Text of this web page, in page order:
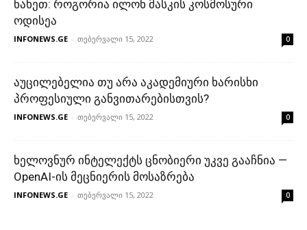
ნახეთ: როგორია ილონ მასკის კოსმოსური
ოდისეა
INFONEWS.GE - თებერვალი 15, 2022 0
აუცილებელია თუ არა აკადემიური ხარისხი
პროფესიული განვითარებისთვის?
INFONEWS.GE - თებერვალი 15, 2022 0
ხელოვნურ ინტელექტს ცნობიერი უკვე გააჩნია —
OpenAI-ის მეცნიერის მოსაზრება
INFONEWS.GE - თებერვალი 15, 2022 0